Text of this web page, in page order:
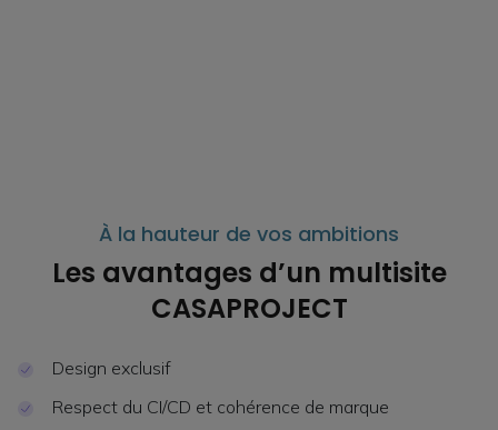
À la hauteur de vos ambitions
Les avantages d’un multisite
CASAPROJECT
Design exclusif
Respect du CI/CD et cohérence de marque